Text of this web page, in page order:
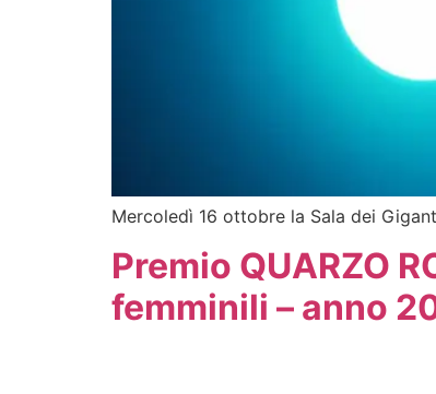
Mercoledì 16 ottobre la Sala dei
Premio QUARZO
femminili – anno